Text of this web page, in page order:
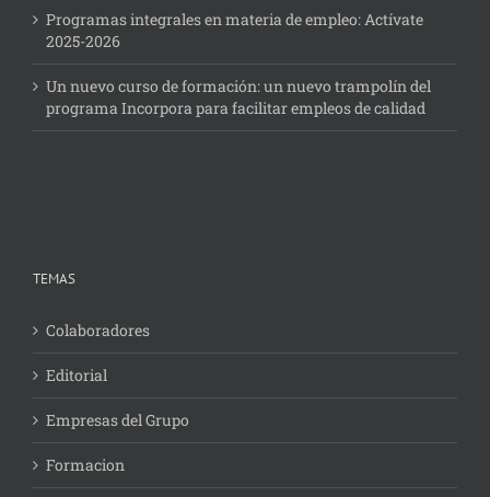
Programas integrales en materia de empleo: Actívate
2025-2026
Un nuevo curso de formación: un nuevo trampolín del
programa Incorpora para facilitar empleos de calidad
TEMAS
Colaboradores
Editorial
Empresas del Grupo
Formacion